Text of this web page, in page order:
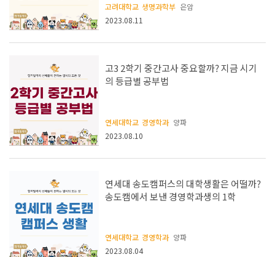
고려대학교 생명과학부 은암
2023.08.11
고3 2학기 중간고사 중요할까? 지금 시기
의 등급별 공부법
연세대학교 경영학과 양파
2023.08.10
연세대 송도캠퍼스의 대학생활은 어떨까?
송도캠에서 보낸 경영학과생의 1학
연세대학교 경영학과 양파
2023.08.04